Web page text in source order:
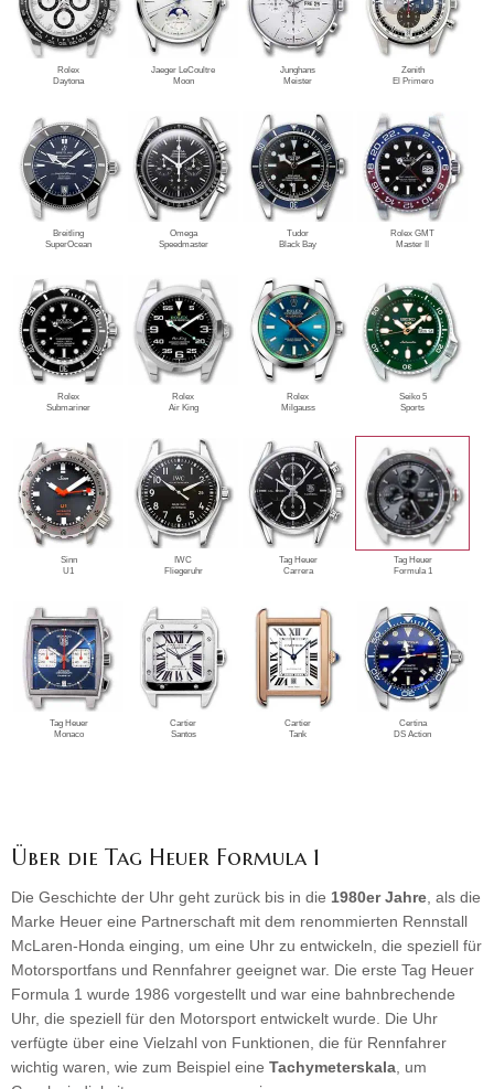
Rolex
Daytona
Jaeger LeCoultre
Moon
Junghans
Meister
Zenith
El Primero
Breitling
SuperOcean
Omega
Speedmaster
Tudor
Black Bay
Rolex GMT
Master II
Rolex
Submariner
Rolex
Air King
Rolex
Milgauss
Seiko 5
Sports
Sinn
U1
IWC
Fliegeruhr
Tag Heuer
Carrera
Tag Heuer
Formula 1
Tag Heuer
Monaco
Cartier
Santos
Cartier
Tank
Certina
DS Action
Über die Tag Heuer Formula 1
Die Geschichte der Uhr geht zurück bis in die 1980er Jahre , als die
Marke Heuer eine Partnerschaft mit dem renommierten Rennstall
McLaren-Honda einging, um eine Uhr zu entwickeln, die speziell für
Motorsportfans und Rennfahrer geeignet war. Die erste Tag Heuer
Formula 1 wurde 1986 vorgestellt und war eine bahnbrechende
Uhr, die speziell für den Motorsport entwickelt wurde. Die Uhr
verfügte über eine Vielzahl von Funktionen, die für Rennfahrer
wichtig waren, wie zum Beispiel eine Tachymeterskala , um